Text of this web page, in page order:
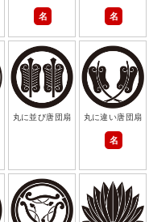
名 名
丸に並び唐団扇 丸に違い唐団扇
名